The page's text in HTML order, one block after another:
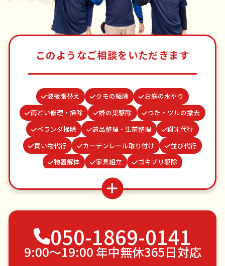
このようなご相談をいただきます
波板張替え クモの駆除
お庭の水やり
雨どい修理・掃除
蜂の巣駆除
つた・ツルの撤去
ベランダ掃除
遺品整理・生前整理
謝罪代行
買い物代行
カーテンレール取り付け
並び代行
物置解体
家具組立
ゴキブリ駆除
水道パッキン交換
場所取り代行
病院付き添い
結婚式代理出席
不用品回収
ゴミ屋敷片付け
草刈り・草むしり
植木の伐採
手すり取り付け
ペットのお世話
エアコンクリーニング
DIY・日曜大工
050-1869-0141
9:00〜19:00 年中無休365日対応